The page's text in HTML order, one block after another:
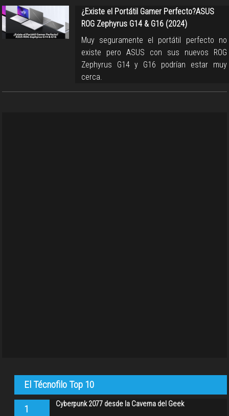
¿Existe el Portátil Gamer Perfecto?ASUS
ROG Zephyrus G14 & G16 (2024)
Muy seguramente el portátil perfecto no
existe pero ASUS con sus nuevos ROG
Zephyrus G14 y G16 podrían estar muy
cerca.
El Técnofilo Top 10
1 Cyberpunk 2077 desde la Caverna del Geek